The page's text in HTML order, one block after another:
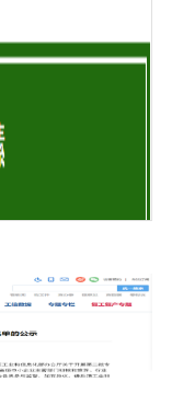
营养强化剂